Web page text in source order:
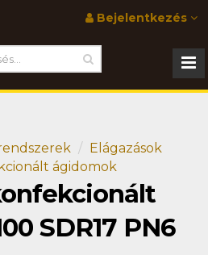
Bejelentkezés
Elágazások
ágidomok
SDR17 PN6